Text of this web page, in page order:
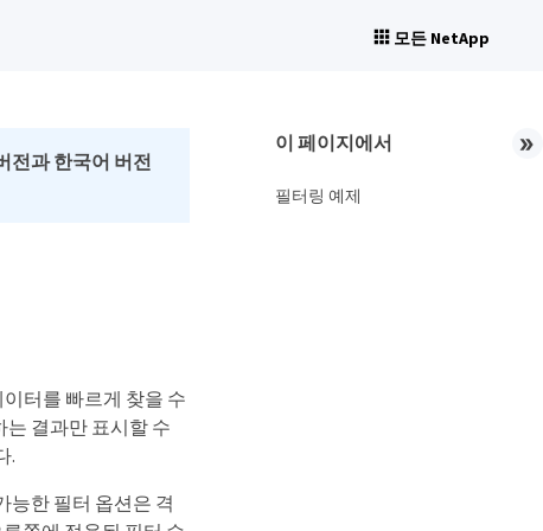
모든 NetApp
전과 한국어 버전
터를 빠르게 찾을 수
는 결과만 표시할 수
.
능한 필터 옵션은 격
이 페이지에서
필터링 예제